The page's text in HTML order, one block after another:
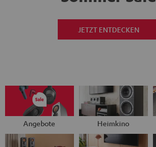
JETZT ENTDECKEN
Angebote Heimkino